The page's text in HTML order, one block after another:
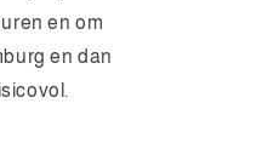
en om
en dan